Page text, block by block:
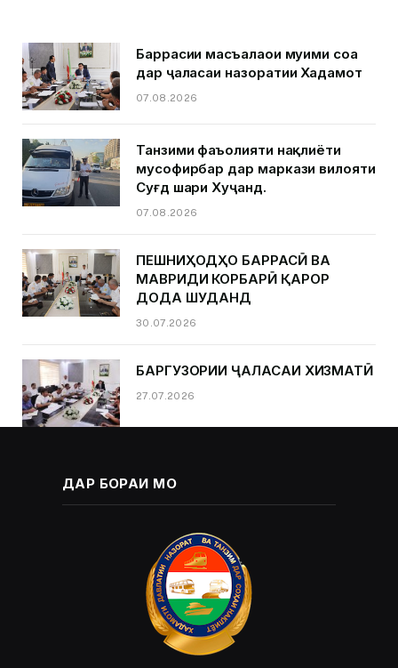
Баррасии масъалаҳои муҳими соҳа
дар ҷаласаи назоратии Хадамот
07.08.2026
Танзими фаъолияти нақлиёти
мусофирбар дар маркази вилояти
Суғд шаҳри Хуҷанд.
07.08.2026
ПЕШНИҲОДҲО БАРРАСӢ ВА
МАВРИДИ КОРБАРӢ ҚАРОР
ДОДА ШУДАНД
30.07.2026
БАРГУЗОРИИ ҶАЛАСАИ ХИЗМАТӢ
27.07.2026
ДАР БОРАИ МО